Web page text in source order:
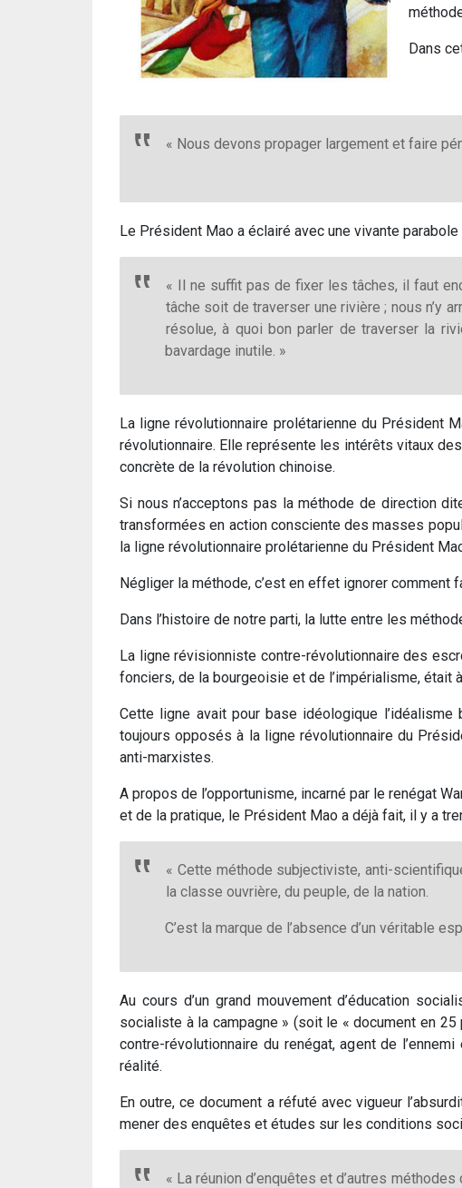
Dans
« Nous devons propager largement et faire
Le Président Mao a éclairé avec une vivante
« Il ne suffit pas de fixer les tâches, il faut
tâche soit de traverser une rivière ; nous n’y
résolue, à quoi bon parler de traverser la
bavardage inutile. »
La ligne révolutionnaire prolétarienne du Président
révolutionnaire. Elle représente les intérêts vitaux
concrète de la révolution chinoise.
Si nous n’acceptons pas la méthode de direction
transformées en action consciente des masses
la ligne révolutionnaire prolétarienne du Président
Négliger la méthode, c’est en effet ignorer comment
Dans l’histoire de notre parti, la lutte entre les
La ligne révisionniste contre-révolutionnaire des
fonciers, de la bourgeoisie et de l’impérialisme,
Cette ligne avait pour base idéologique
toujours opposés à la ligne révolutionnaire du
anti-marxistes.
A propos de l’opportunisme, incarné par le renégat
et de la pratique, le Président Mao a déjà fait, il y a
« Cette méthode subjectiviste, anti-
la classe ouvrière, du peuple, de la nation.
C’est la marque de l’absence d’un véritable
Au cours d’un grand mouvement d’éducation
socialiste à la campagne » (soit le « document en
contre-révolutionnaire du renégat, agent de
réalité.
En outre, ce document a réfuté avec vigueur
mener des enquêtes et études sur les conditions
« La réunion d’enquêtes et d’autres